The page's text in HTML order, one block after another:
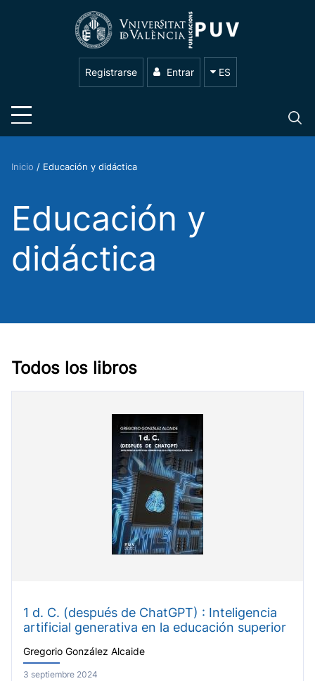
Registrarse Entrar ES
Inicio / Educación y didáctica
Educación y
didáctica
Todos los libros
1 d. C. (después de ChatGPT) : Inteligencia
artificial generativa en la educación superior
Gregorio González Alcaide
3 septiembre 2024